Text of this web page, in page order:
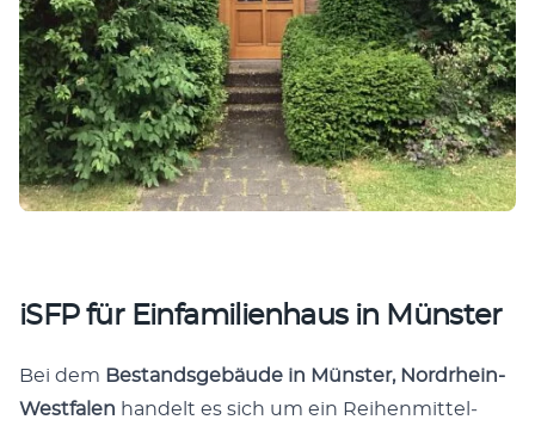
iSFP für Einfamilienhaus in Münster
Bei dem Bestands­ge­bäu­de in Müns­ter, Nord­rhein-
West­fa­len han­delt es sich um ein Rei­hen­mit­tel­